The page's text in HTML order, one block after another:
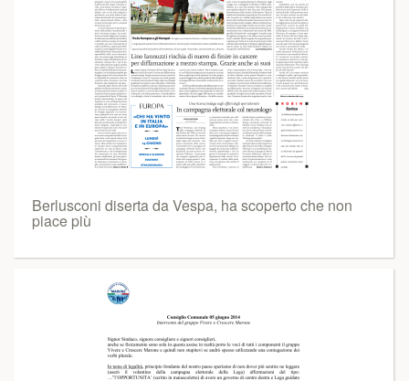
Berlusconi diserta da Vespa, ha scoperto che non
piace più